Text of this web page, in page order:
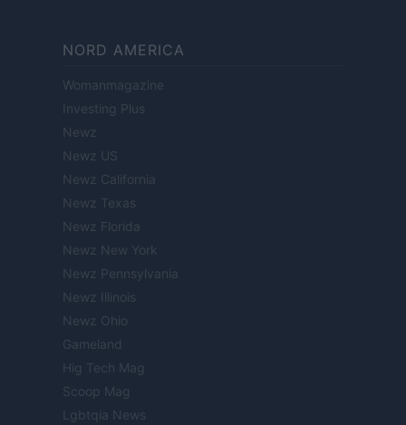
NORD AMERICA
Womanmagazine
Investing Plus
Newz
Newz US
Newz California
Newz Texas
Newz Florida
Newz New York
Newz Pennsylvania
Newz Illinois
Newz Ohio
Gameland
Hig Tech Mag
Scoop Mag
Lgbtqia News